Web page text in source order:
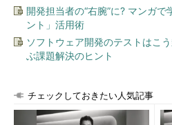
開発担当者の“右腕”に? マンガ
ント」活用術
ソフトウェア開発のテストはこ
ぶ課題解決のヒント
チェックしておきたい人気記事